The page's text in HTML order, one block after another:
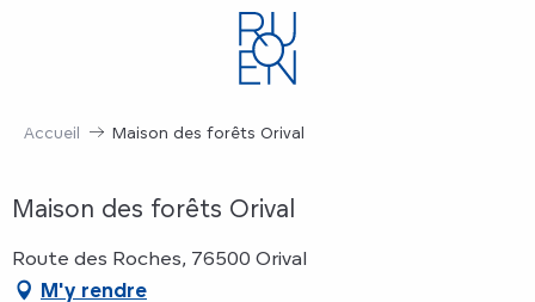
Accueil Maison des forêts Orival
Maison des forêts Orival
Route des Roches, 76500 Orival
M'y rendre